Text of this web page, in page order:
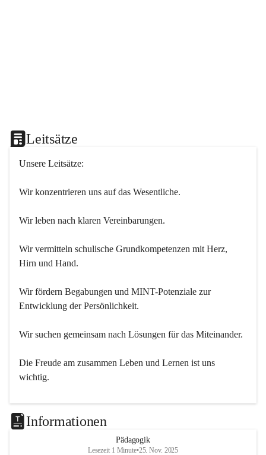
Leitsätze
Unsere Leitsätze:
Wir konzentrieren uns auf das Wesentliche.
Wir leben nach klaren Vereinbarungen.
Wir vermitteln schulische Grundkompetenzen mit Herz,
Hirn und Hand.
Wir fördern Begabungen und MINT-Potenziale zur
Entwicklung der Persönlichkeit.
Wir suchen gemeinsam nach Lösungen für das Miteinander.
Die Freude am zusammen Leben und Lernen ist uns
wichtig.
Informationen
Pädagogik
Lesezeit 1 Minute•25. Nov. 2025